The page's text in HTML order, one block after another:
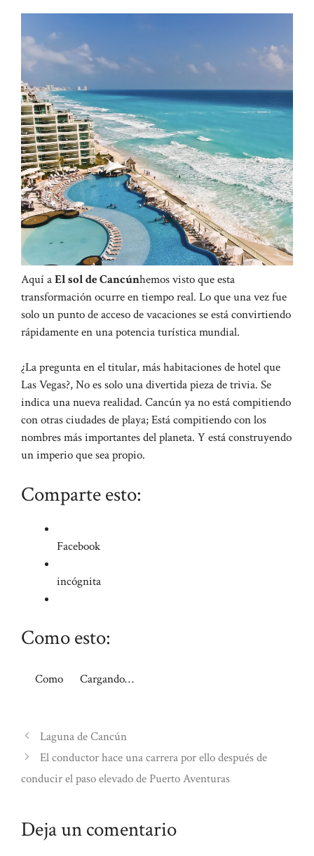
Aquí aEl sol de Cancúnhemos visto que esta
transformación ocurre en tiempo real. Lo que una vez fue
solo un punto de acceso de vacaciones se está convirtiendo
rápidamente en una potencia turística mundial.
¿La pregunta en el titular, más habitaciones de hotel que
Las Vegas?, No es solo una divertida pieza de trivia. Se
indica una nueva realidad. Cancún ya no está compitiendo
con otras ciudades de playa; Está compitiendo con los
nombres más importantes del planeta. Y está construyendo
un imperio que sea propio.
Comparte esto:
Facebook
incógnita
Como esto:
Como Cargando…
Laguna de Cancún
El conductor hace una carrera por ello después de
conducir el paso elevado de Puerto Aventuras
Deja un comentario